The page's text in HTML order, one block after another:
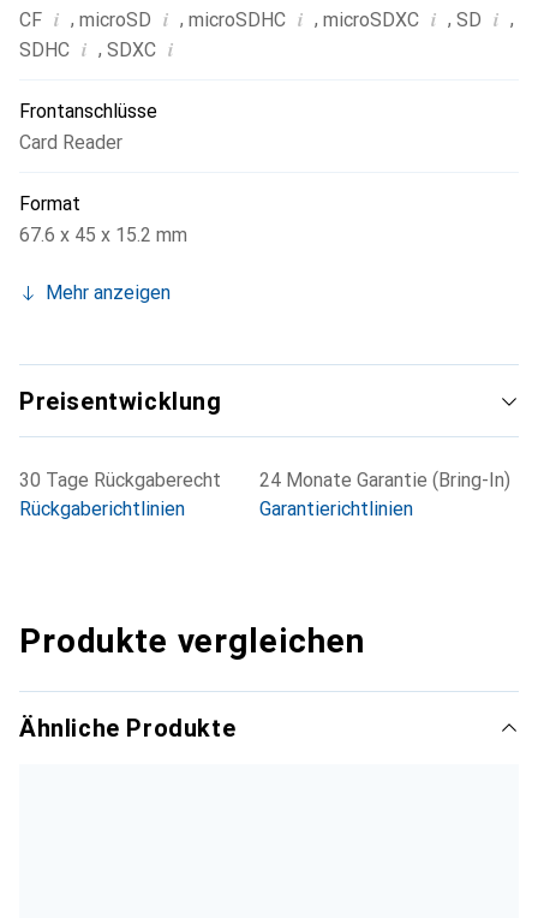
CF i , microSD i , microSDHC i , microSDXC i , SD i ,
SDHC i , SDXC i
Frontanschlüsse
Card Reader
Format
67.6 x 45 x 15.2 mm
Mehr anzeigen
Preisentwicklung
30 Tage Rückgaberecht
Rückgaberichtlinien
24 Monate Garantie (Bring-In)
Garantierichtlinien
Produkte vergleichen
Ähnliche Produkte